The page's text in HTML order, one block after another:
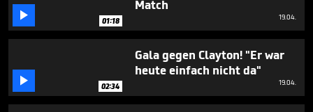
 01:18
Match
19.04.
 02:34
Gala gegen Clayton! "Er war
heute einfach nicht da"
19.04.